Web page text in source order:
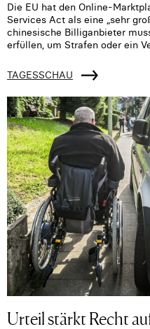
Die EU hat den Online-
Services Act als eine „sehr
chinesische Billiganbieter
erfüllen, um Strafen oder ein
TAGESSCHAU
Urteil stärkt Recht